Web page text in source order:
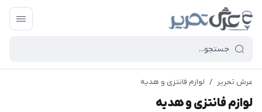
عرش تحریر / لوازم فانتزی و هدیه
لوازم فانتزی و هدیه